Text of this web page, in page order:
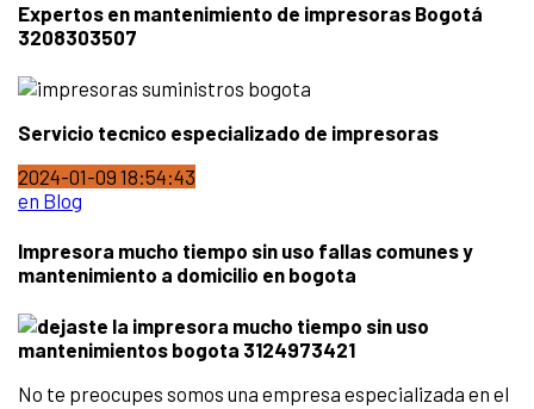
Expertos en mantenimiento de impresoras Bogotá
3208303507
Servicio tecnico especializado de impresoras
2024-01-09 18:54:43
en Blog
Impresora mucho tiempo sin uso fallas comunes y
mantenimiento a domicilio en bogota
No te preocupes somos una empresa especializada en el